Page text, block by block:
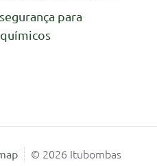
para
© 2026 Itubombas